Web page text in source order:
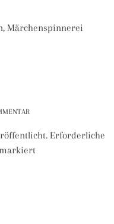
Märchenspinnerei
Erforderliche